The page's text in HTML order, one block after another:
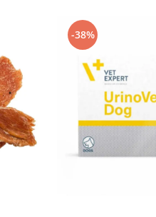
-38%